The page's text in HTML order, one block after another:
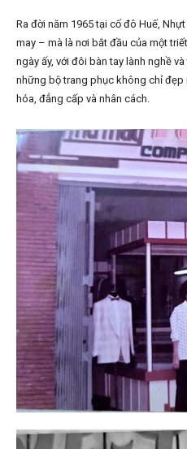
Ra đời năm 1965 tại cố đô Huế,
may – mà là nơi bắt đầu của một
ngày ấy, với đôi bàn tay lành nghề
những bộ trang phục không chỉ
hóa, đẳng cấp và nhân cách.